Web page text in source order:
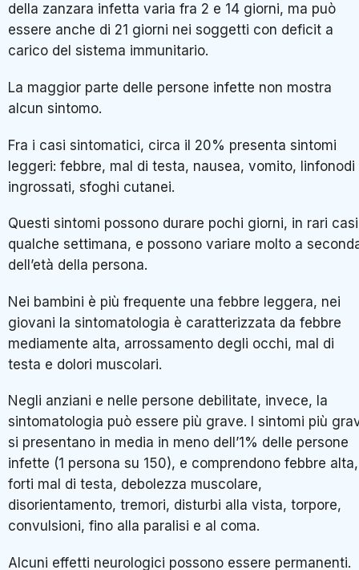
della zanzara infetta varia fra 2 e 14 giorni, ma può
essere anche di 21 giorni nei soggetti con deficit a
carico del sistema immunitario.
La maggior parte delle persone infette non mostra
alcun sintomo.
Fra i casi sintomatici, circa il 20% presenta sintomi
leggeri: febbre, mal di testa, nausea, vomito, linfonodi
ingrossati, sfoghi cutanei.
Questi sintomi possono durare pochi giorni, in rari casi
qualche settimana, e possono variare molto a
dell’età della persona.
Nei bambini è più frequente una febbre leggera, nei
giovani la sintomatologia è caratterizzata da febbre
mediamente alta, arrossamento degli occhi, mal di
testa e dolori muscolari.
Negli anziani e nelle persone debilitate, invece, la
sintomatologia può essere più grave. I sintomi più
si presentano in media in meno dell’1% delle persone
infette (1 persona su 150), e comprendono febbre alta,
forti mal di testa, debolezza muscolare,
disorientamento, tremori, disturbi alla vista, torpore,
convulsioni, fino alla paralisi e al coma.
Alcuni effetti neurologici possono essere permanenti.